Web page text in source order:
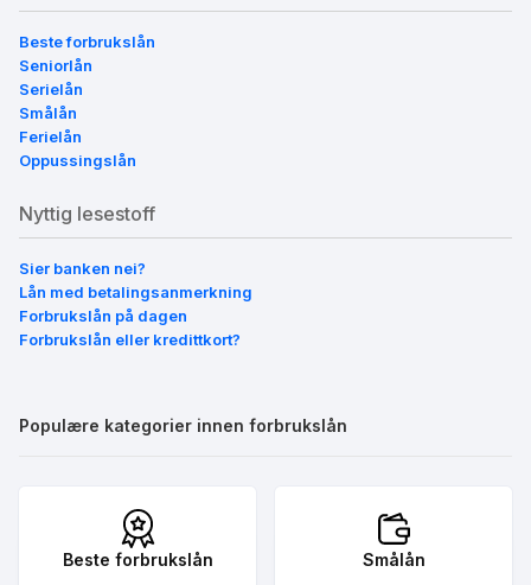
Beste forbrukslån
Seniorlån
Serielån
Smålån
Ferielån
Oppussingslån
Nyttig lesestoff
Sier banken nei?
Lån med betalingsanmerkning
Forbrukslån på dagen
Forbrukslån eller kredittkort?
Populære kategorier innen forbrukslån
Beste forbrukslån Smålån